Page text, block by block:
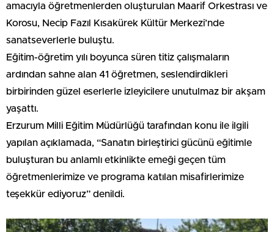
amacıyla öğretmenlerden oluşturulan Maarif Orkestrası ve
Korosu, Necip Fazıl Kısakürek Kültür Merkezi’nde
sanatseverlerle buluştu.
Eğitim-öğretim yılı boyunca süren titiz çalışmaların
ardından sahne alan 41 öğretmen, seslendirdikleri
birbirinden güzel eserlerle izleyicilere unutulmaz bir akşam
yaşattı.
Erzurum Milli Eğitim Müdürlüğü tarafından konu ile ilgili
yapılan açıklamada, “Sanatın birleştirici gücünü eğitimle
buluşturan bu anlamlı etkinlikte emeği geçen tüm
öğretmenlerimize ve programa katılan misafirlerimize
teşekkür ediyoruz” denildi.